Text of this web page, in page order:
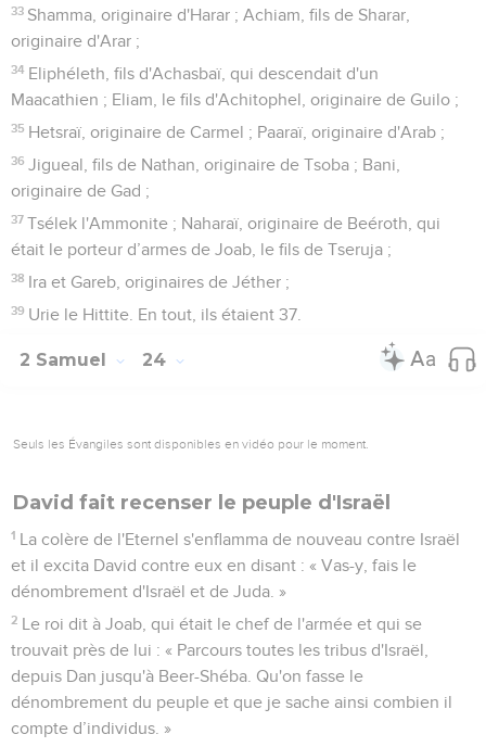
33 Shamma, originaire d'Harar ; Achiam, fils de Sharar,
originaire d'Arar ;
34 Eliphéleth, fils d'Achasbaï, qui descendait d'un
Maacathien ; Eliam, le fils d'Achitophel, originaire de Guilo ;
35 Hetsraï, originaire de Carmel ; Paaraï, originaire d'Arab ;
36 Jigueal, fils de Nathan, originaire de Tsoba ; Bani,
originaire de Gad ;
37 Tsélek l'Ammonite ; Naharaï, originaire de Beéroth, qui
était le porteur d’armes de Joab, le fils de Tseruja ;
38 Ira et Gareb, originaires de Jéther ;
39 Urie le Hittite. En tout, ils étaient 37.
2 Samuel 24
Seuls les Évangiles sont disponibles en vidéo pour le moment.
David fait recenser le peuple d'Israël
1 La colère de l'Eternel s'enflamma de nouveau contre Israël
et il excita David contre eux en disant : « Vas-y, fais le
dénombrement d'Israël et de Juda. »
2 Le roi dit à Joab, qui était le chef de l'armée et qui se
trouvait près de lui : « Parcours toutes les tribus d'Israël,
depuis Dan jusqu'à Beer-Shéba. Qu'on fasse le
dénombrement du peuple et que je sache ainsi combien il
compte d’individus. »